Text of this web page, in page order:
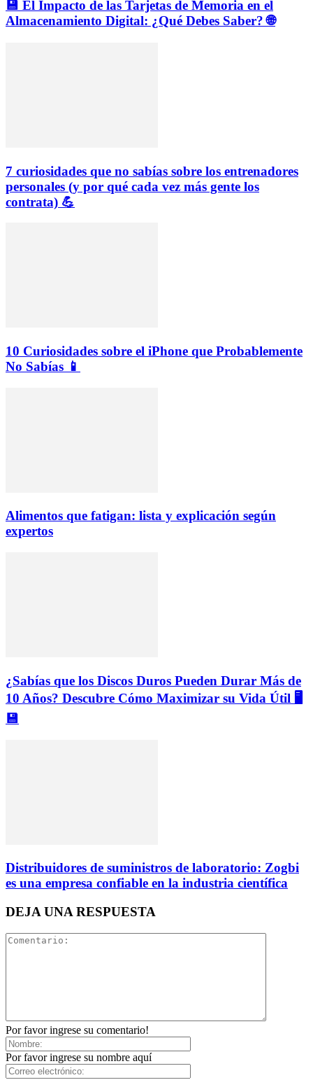
💾 El Impacto de las Tarjetas de Memoria en el
Almacenamiento Digital: ¿Qué Debes Saber? 🌐
7 curiosidades que no sabías sobre los entrenadores
personales (y por qué cada vez más gente los
contrata) 💪
10 Curiosidades sobre el iPhone que Probablemente
No Sabías 📱
Alimentos que fatigan: lista y explicación según
expertos
¿Sabías que los Discos Duros Pueden Durar Más de
10 Años? Descubre Cómo Maximizar su Vida Útil 🖥️
💾
Distribuidores de suministros de laboratorio: Zogbi
es una empresa confiable en la industria científica
DEJA UNA RESPUESTA
Por favor ingrese su comentario!
Por favor ingrese su nombre aquí